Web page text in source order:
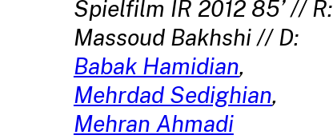
Spielfilm IR 2012 85’ // R:
Massoud Bakhshi // D:
Babak Hamidian,
Mehrdad Sedighian,
Mehran Ahmadi